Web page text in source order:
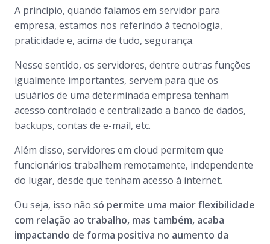
A princípio, quando falamos em servidor para
empresa, estamos nos referindo à tecnologia,
praticidade e, acima de tudo, segurança.
Nesse sentido, os servidores, dentre outras funções
igualmente importantes, servem para que os
usuários de uma determinada empresa tenham
acesso controlado e centralizado a banco de dados,
backups, contas de e-mail, etc.
Além disso, servidores em cloud permitem que
funcionários trabalhem remotamente, independente
do lugar, desde que tenham acesso à internet.
Ou seja, isso não só permite uma maior flexibilidade
com relação ao trabalho, mas também, acaba
impactando de forma positiva no aumento da